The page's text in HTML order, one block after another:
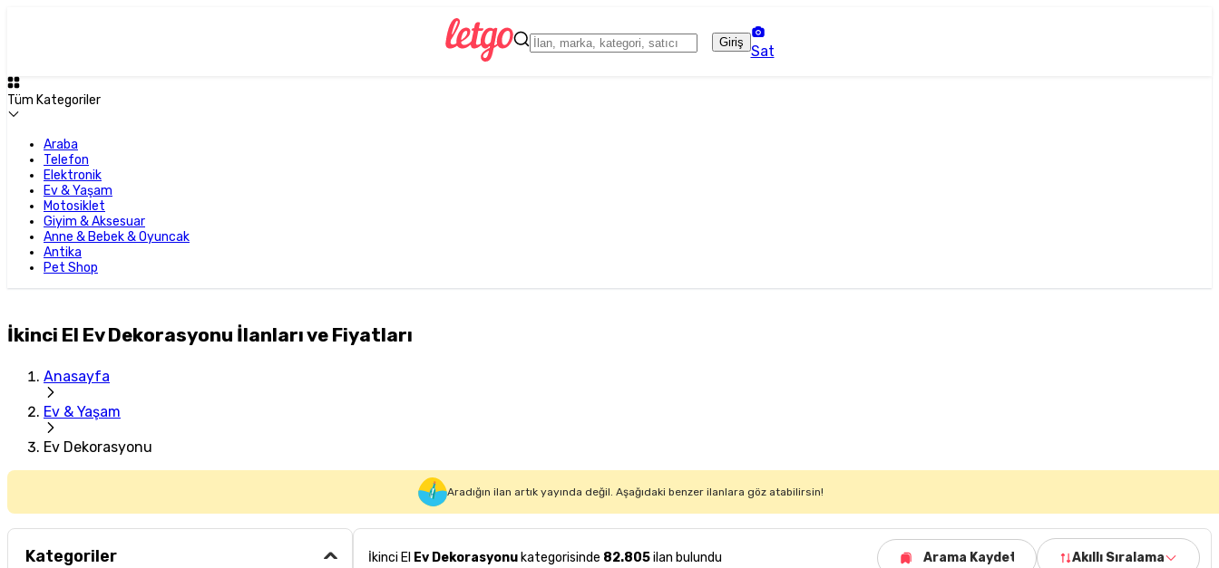
Giriş
Sat
Tüm Kategoriler
Araba
Telefon
Elektronik
Ev & Yaşam
Motosiklet
Giyim & Aksesuar
Anne & Bebek & Oyuncak
Antika
Pet Shop
İkinci El Ev Dekorasyonu İlanları ve Fiyatları
Anasayfa
Ev & Yaşam
Ev Dekorasyonu
Aradığın ilan artık yayında değil. Aşağıdaki benzer ilanlara göz atabilirsin!
Kategoriler İkinci El Ev Dekorasyonu kategorisinde 82.805ilan bulundu Arama Kaydet Akıllı Sıralama